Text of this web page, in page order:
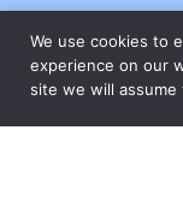
We use cookies to
experience on our
site we will